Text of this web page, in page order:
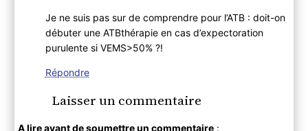
Je ne suis pas sur de comprendre pour l’ATB : doit-on
débuter une ATBthérapie en cas d’expectoration
purulente si VEMS>50% ?!
Répondre
Laisser un commentaire
A lire avant de soumettre un commentaire: